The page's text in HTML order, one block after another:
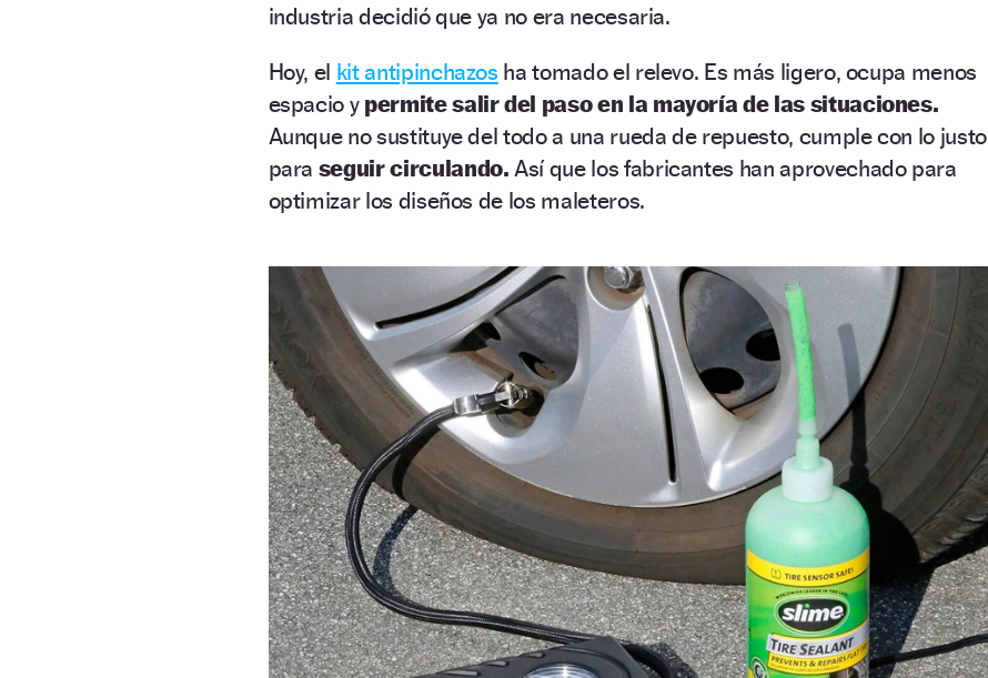
industria decidió que ya no era necesaria.
Hoy, el kit antipinchazos ha tomado el relevo. Es más ligero, ocupa menos
espacio y permite salir del paso en la mayoría de las situaciones.
Aunque no sustituye del todo a una rueda de repuesto, cumple con lo justo
para seguir circulando. Así que los fabricantes han aprovechado para
optimizar los diseños de los maleteros.